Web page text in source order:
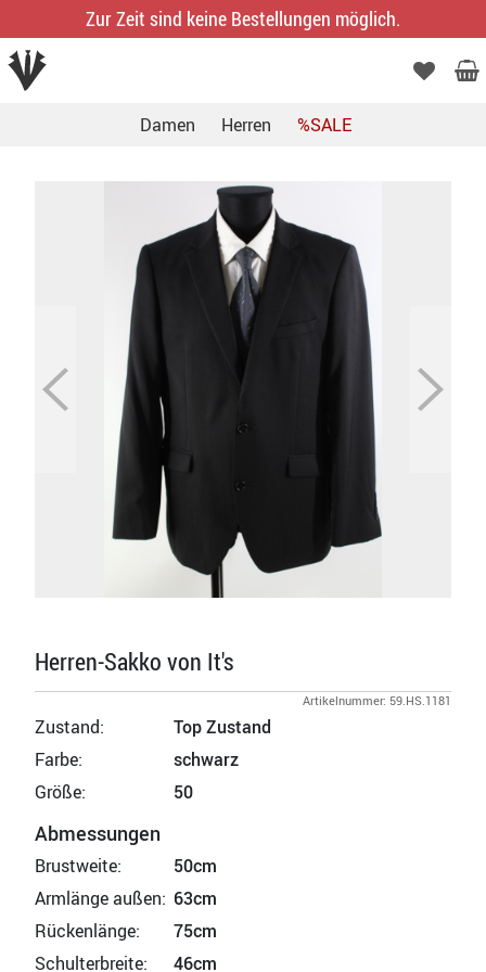
Zur Zeit sind keine Bestellungen möglich.
Damen Herren %SALE
Herren-Sakko von It's
Artikelnummer: 59.HS.1181
Zustand:
Top Zustand
Farbe:
schwarz
Größe:
50
Abmessungen
Brustweite:
50cm
Armlänge außen: 63cm
Rückenlänge:
75cm
Schulterbreite:
46cm